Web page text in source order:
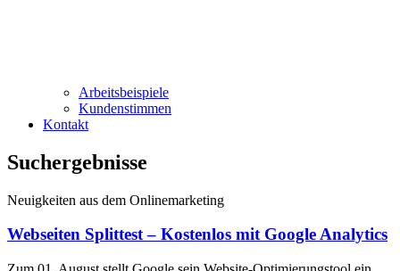
Arbeitsbeispiele
Kundenstimmen
Kontakt
Suchergebnisse
Neuigkeiten aus dem Onlinemarketing
Webseiten Splittest – Kostenlos mit Google Analytics